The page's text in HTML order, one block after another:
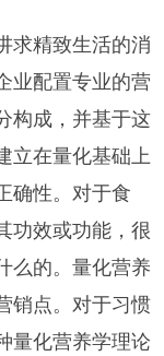
求精致生活的消
业配置专业的营
构成，并基于这
立在量化基础上
确性。对于食
功效或功能，很
么的。量化营养
销点。对于习惯
量化营养学理论